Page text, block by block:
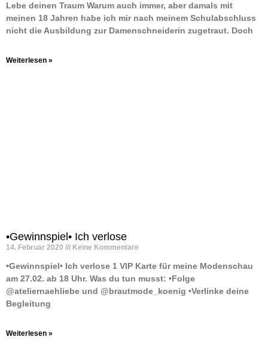
Lebe deinen Traum Warum auch immer, aber damals mit
meinen 18 Jahren habe ich mir nach meinem Schulabschluss
nicht die Ausbildung zur Damenschneiderin zugetraut. Doch
Weiterlesen »
•Gewinnspiel• Ich verlose
14. Februar 2020 Keine Kommentare
•Gewinnspiel• Ich verlose 1 VIP Karte für meine Modenschau
am 27.02. ab 18 Uhr. Was du tun musst: •Folge
@ateliernaehliebe und @brautmode_koenig •Verlinke deine
Begleitung
Weiterlesen »